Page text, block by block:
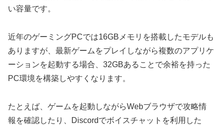
い容量です。
近年のゲーミングPCでは16GBメモリを搭載したモデルも
ありますが、最新ゲームをプレイしながら複数のアプリケ
ーションを起動する場合、32GBあることで余裕を持った
PC環境を構築しやすくなります。
たとえば、ゲームを起動しながらWebブラウザで攻略情
報を確認したり、Discordでボイスチャットを利用した